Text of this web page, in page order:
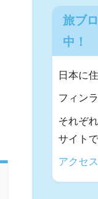
旅ブ
中！
日本に
フィン
それぞ
サイトで
アクセ